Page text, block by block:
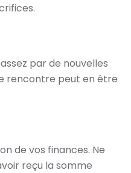
par de nouvelles
rencontre peut en être
de vos finances. Ne
reçu la somme